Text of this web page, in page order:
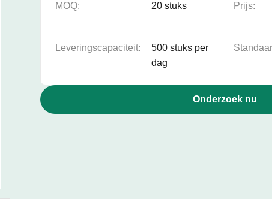
MOQ: 20 stuks Prijs:
Leveringscapaciteit:
500 stuks per
dag
Onderzoek nu